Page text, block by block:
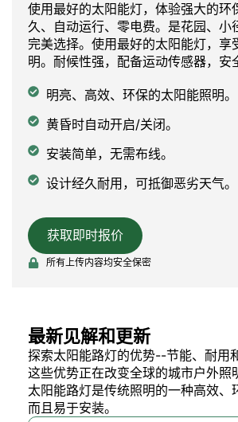
使用最好的太阳能灯，体验强大的
久、自动运行、零电费。是花园、小
完美选择。使用最好的太阳能灯，享
明。耐候性强，配备运动传感器，安
明亮、高效、环保的太阳能照明。
黄昏时自动开启/关闭。
安装简单，无需布线。
设计经久耐用，可抵御恶劣天气。
获取即时报价
所有上传内容均安全保密
最新见解和更新
探索太阳能路灯的优势--节能、耐用
这些优势正在改变全球的城市户外照
太阳能路灯是传统照明的一种高效、
而且易于安装。